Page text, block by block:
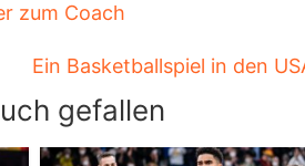
zum Coach
Ein Basketballspiel in den
gefallen